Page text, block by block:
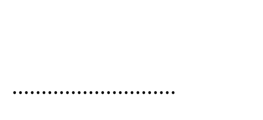
............................